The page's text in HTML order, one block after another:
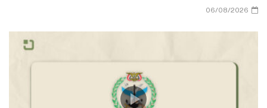
06/08/2026